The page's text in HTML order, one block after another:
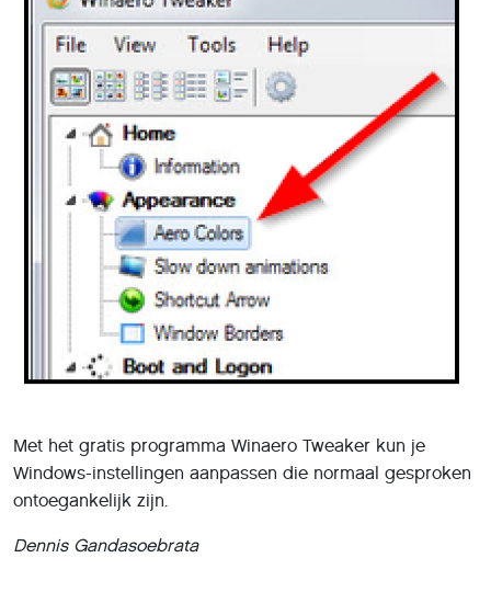
Met het gratis programma Winaero Tweaker kun je
Windows-instellingen aanpassen die normaal gesproken
ontoegankelijk zijn.
Dennis Gandasoebrata